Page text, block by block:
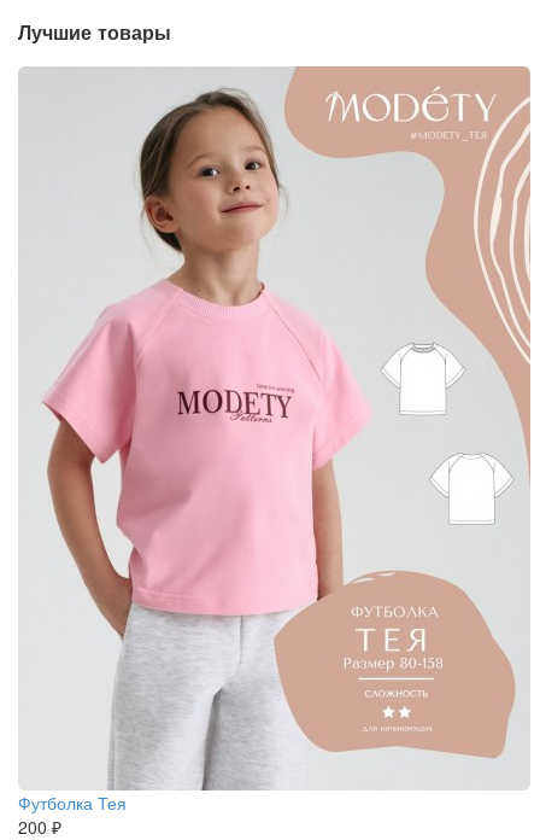
Лучшие товары
Футболка Тея
200 ₽